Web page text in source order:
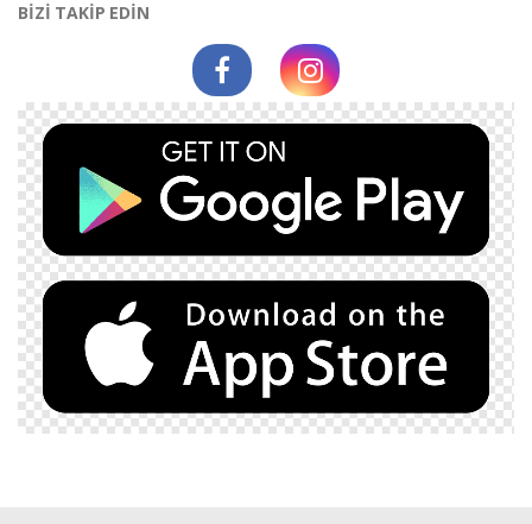
BİZİ TAKİP EDİN